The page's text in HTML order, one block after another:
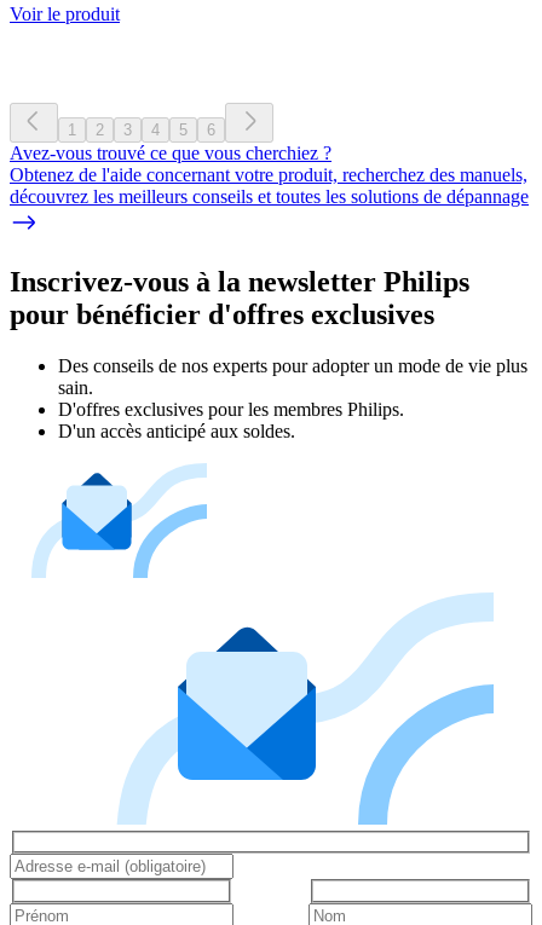
Voir le produit
1 2 3 4 5 6
Avez-vous trouvé ce que vous cherchiez ?
Obtenez de l'aide concernant votre produit, recherchez des manuels,
découvrez les meilleurs conseils et toutes les solutions de dépannage
Inscrivez-vous à la newsletter Philips
pour bénéficier d'offres exclusives
Des conseils de nos experts pour adopter un mode de vie plus
sain.
D'offres exclusives pour les membres Philips.
D'un accès anticipé aux soldes.